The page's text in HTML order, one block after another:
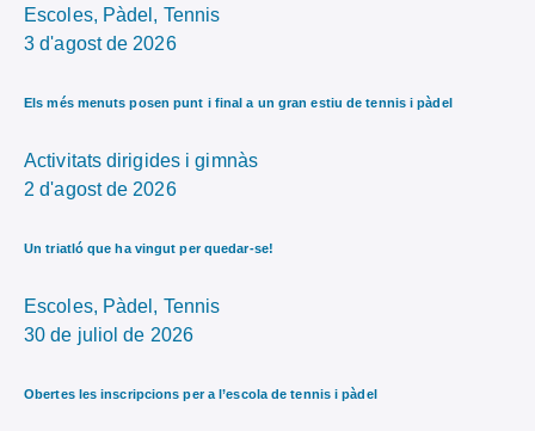
Escoles, Pàdel, Tennis
3 d'agost de 2026
Els més menuts posen punt i final a un gran estiu de tennis i pàdel
Activitats dirigides i gimnàs
2 d'agost de 2026
Un triatló que ha vingut per quedar-se!
Escoles, Pàdel, Tennis
30 de juliol de 2026
Obertes les inscripcions per a l’escola de tennis i pàdel